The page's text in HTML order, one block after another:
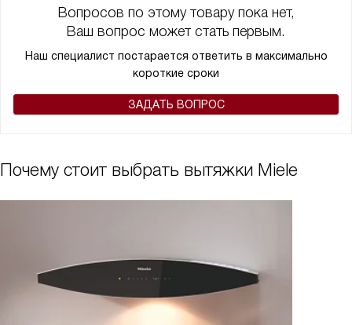
Вопросов по этому товару пока нет,
Ваш вопрос может стать первым.
Наш специалист постарается ответить в максимально
короткие сроки
ЗАДАТЬ ВОПРОС
Почему стоит выбрать вытяжки Miele